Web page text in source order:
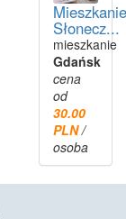
Mieszkanie
Słonecz...
mieszkanie
Gdańsk
cena
od
30.00
PLN/
osoba